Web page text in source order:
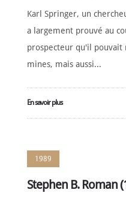
Karl Springer, un
a largement prouvé au
prospecteur qu'il
mines, mais aussi...
En savoir plus
1989
Stephen B. Roman